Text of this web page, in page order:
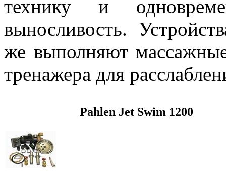
технику и
выносливость.
же выполняют
тренажера для
Pahlen Jet Swim 1200